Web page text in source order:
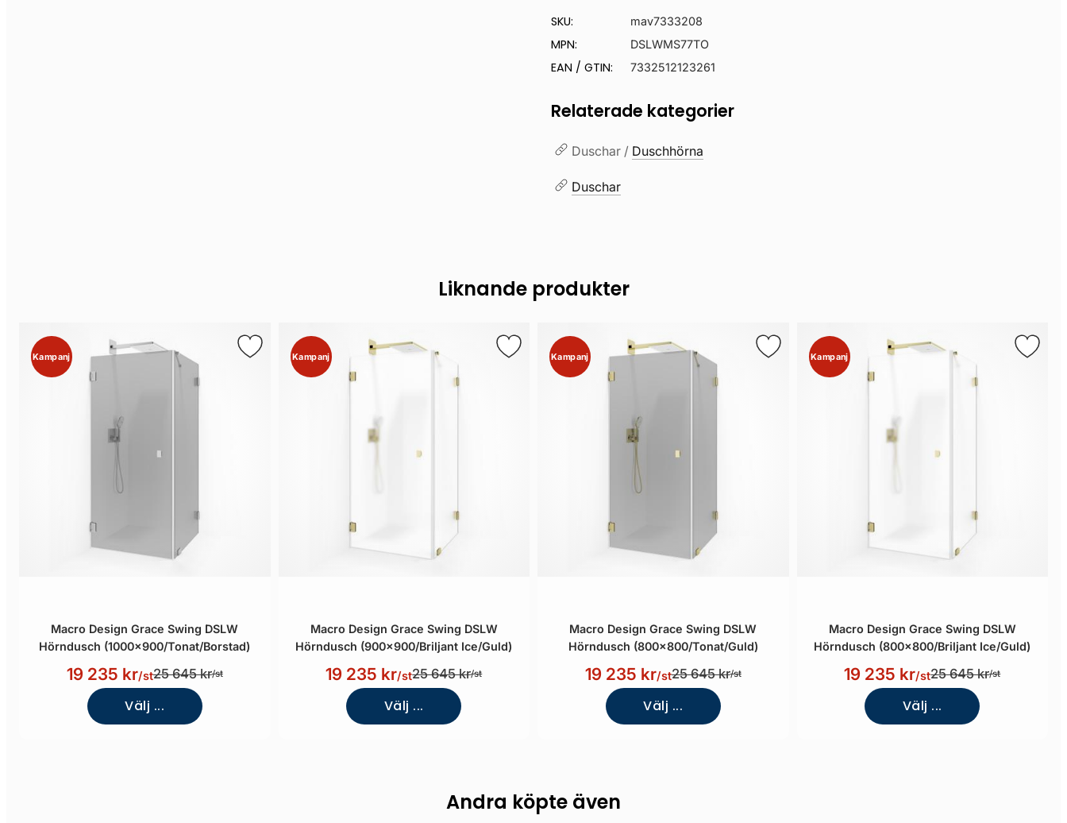
SKU: mav7333208
MPN: DSLWMS77TO
EAN / GTIN: 7332512123261
Relaterade kategorier
Duschar / Duschhörna
Duschar
Liknande produkter
Kampanj
Macro Design Grace Swing DSLW
Hörndusch (1000x900/Tonat/Borstad)
19 235 kr/st25 645 kr/st
Välj ...
Kampanj
Macro Design Grace Swing DSLW
Hörndusch (900x900/Briljant Ice/Guld)
19 235 kr/st25 645 kr/st
Välj ...
Kampanj
Macro Design Grace Swing DSLW
Hörndusch (800x800/Tonat/Guld)
19 235 kr/st25 645 kr/st
Välj ...
Kampanj
Macro Design Grace Swing DSLW
Hörndusch (800x800/Briljant Ice/Guld)
19 235 kr/st25 645 kr/st
Välj ...
Andra köpte även